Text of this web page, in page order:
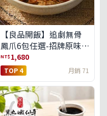
【良品開飯】追劇無骨
鳳爪6包任選-招牌原味/
濃濃蒜香/過癮麻辣(免運
組)
NT$ 1,680
TOP 4 月銷 71